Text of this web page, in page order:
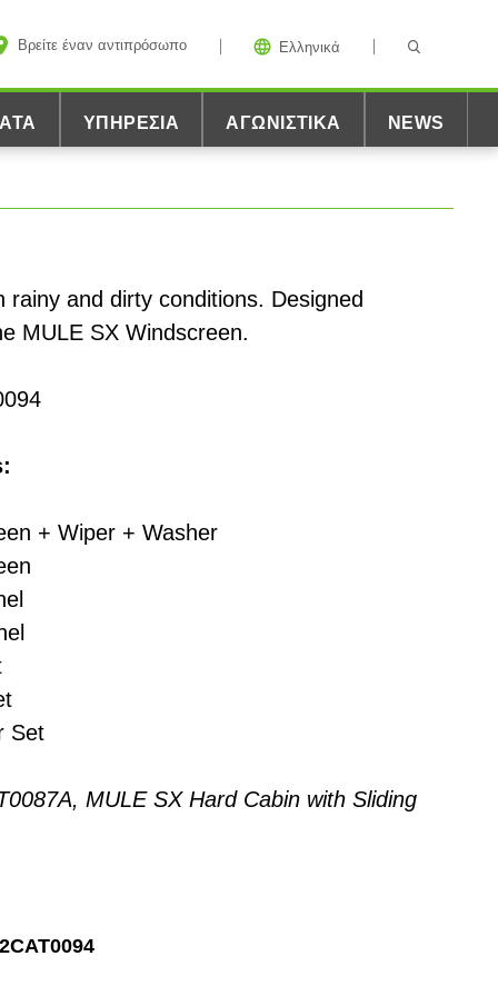
Βρείτε έναν αντιπρόσωπο Ελληνικά
ΥΠΗΡΕΣΊΑ ΑΓΩΝΙΣΤΙΚΆ NEWS
rainy and dirty conditions. Designed
MULE SX Windscreen.
+ Wiper + Washer
Set
MULE SX Hard Cabin with Sliding